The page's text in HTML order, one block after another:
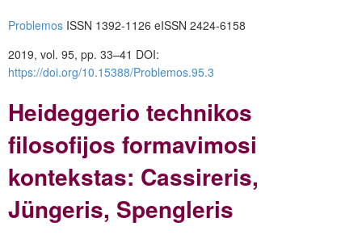
Problemos ISSN 1392-1126 eISSN 2424-6158
2019, vol. 95, pp. 33–41 DOI:
https://doi.org/10.15388/Problemos.95.3
Heideggerio technikos
filosofijos formavimosi
kontekstas: Cassireris,
Jüngeris, Spengleris